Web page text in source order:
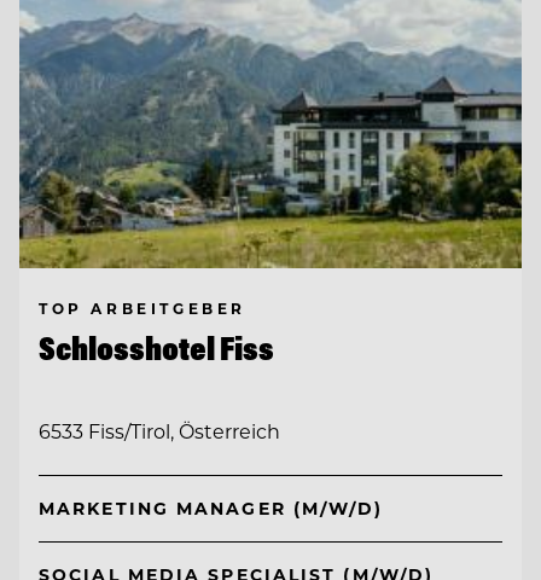
TOP ARBEITGEBER
Schlosshotel Fiss
6533 Fiss/Tirol, Österreich
MARKETING MANAGER (M/W/D)
SOCIAL MEDIA SPECIALIST (M/W/D)